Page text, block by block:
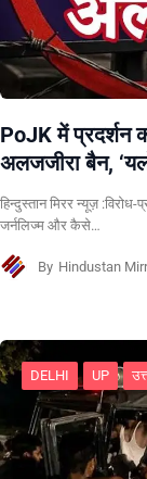
PoJK में प्रदर्शन
अलजजीरा बैन,
हिन्दुस्तान मिरर न्यूज़
जर्नलिज्म और कैसे…
By Hindustan
DELHI UP